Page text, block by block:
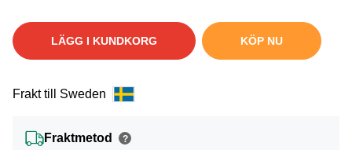
LÄGG I KUNDKORG KÖP NU
Frakt till Sweden
Fraktmetod ?